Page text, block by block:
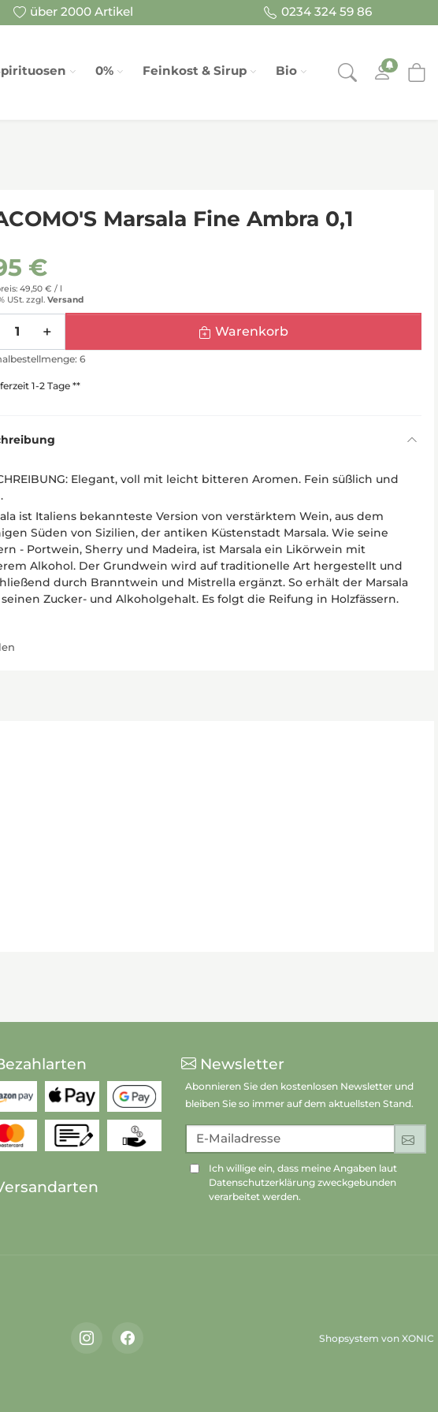
über 2000 Artikel 0234 324 59 86
0% Feinkost & Sirup Bio
Marsala Fine Ambra 0,1
€
49,50 € / l
USt. zzgl. Versand
Warenkorb
6
1-2 Tage **
Elegant, voll mit leicht bitteren Aromen. Fein süßlich und
ist Italiens bekannteste Version von verstärktem Wein, aus dem
Süden von Sizilien, der antiken Küstenstadt Marsala. Wie seine
- Portwein, Sherry und Madeira, ist Marsala ein Likörwein mit
Alkohol. Der Grundwein wird auf traditionelle Art hergestellt und
durch Branntwein und Mistrella ergänzt. So erhält der Marsala
Zucker- und Alkoholgehalt. Es folgt die Reifung in Holzfässern.
Newsletter
Abonnieren Sie den kostenlosen Newsletter und
bleiben Sie so immer auf dem aktuellsten Stand.
E-Mailadresse
Ich willige ein, dass meine Angaben laut
Datenschutzerklärung zweckgebunden
verarbeitet werden.
InstagramFacebook Shopsystem von XONIC